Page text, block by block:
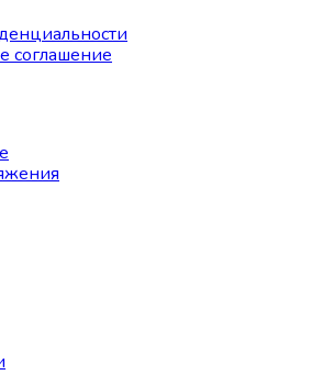
соглашение